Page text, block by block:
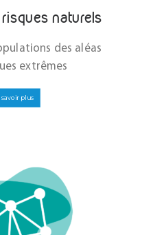
naturels
des aléas
extrêmes
savoir plus